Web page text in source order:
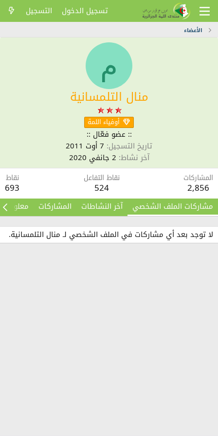
تسجيل الدخول التسجيل
الأعضاء
م
منال التلمسانية
أوفياء اللمة
:: عضو فعّال ::
تاريخ التسجيل 7 أوت 2011
آخر نشاط 2 جانفي 2020
المشاركات
2,856
نقاط التفاعل
524
نقاط
693
مشاركات الملف الشخصي آخر النشاطات المشاركات معلومات
لا توجد بعد أي مشاركات في الملف الشخصي لـ منال التلمسانية.